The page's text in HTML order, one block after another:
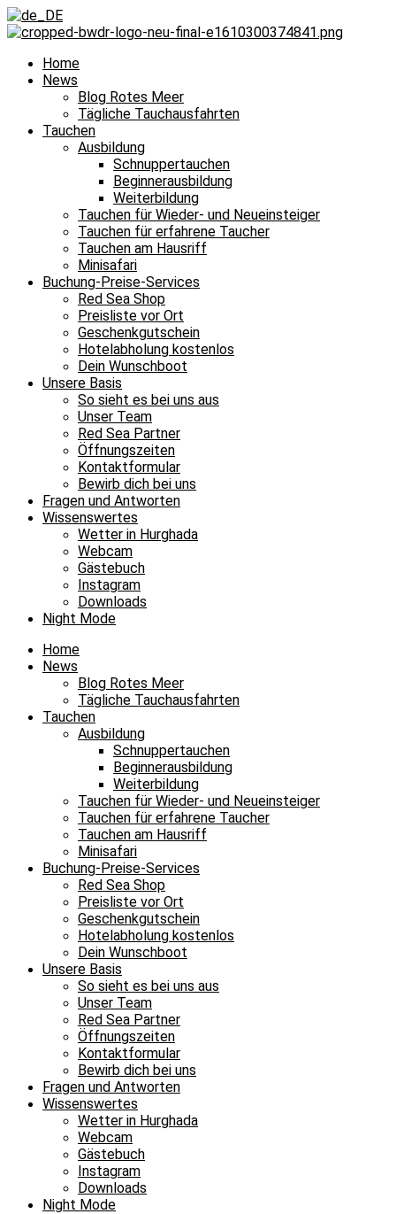
Home
News
Blog Rotes Meer
Tägliche Tauchausfahrten
Tauchen
Ausbildung
Schnuppertauchen
Beginnerausbildung
Weiterbildung
Tauchen für Wieder- und Neueinsteiger
Tauchen für erfahrene Taucher
Tauchen am Hausriff
Minisafari
Buchung-Preise-Services
Red Sea Shop
Preisliste vor Ort
Geschenkgutschein
Hotelabholung kostenlos
Dein Wunschboot
Unsere Basis
So sieht es bei uns aus
Unser Team
Red Sea Partner
Öffnungszeiten
Kontaktformular
Bewirb dich bei uns
Fragen und Antworten
Wissenswertes
Wetter in Hurghada
Webcam
Gästebuch
Instagram
Downloads
Night Mode
Home
News
Blog Rotes Meer
Tägliche Tauchausfahrten
Tauchen
Ausbildung
Schnuppertauchen
Beginnerausbildung
Weiterbildung
Tauchen für Wieder- und Neueinsteiger
Tauchen für erfahrene Taucher
Tauchen am Hausriff
Minisafari
Buchung-Preise-Services
Red Sea Shop
Preisliste vor Ort
Geschenkgutschein
Hotelabholung kostenlos
Dein Wunschboot
Unsere Basis
So sieht es bei uns aus
Unser Team
Red Sea Partner
Öffnungszeiten
Kontaktformular
Bewirb dich bei uns
Fragen und Antworten
Wissenswertes
Wetter in Hurghada
Webcam
Gästebuch
Instagram
Downloads
Night Mode